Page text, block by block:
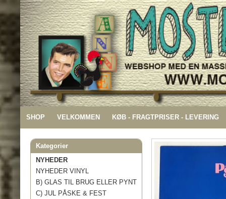
SHOP VELKOMMEN KØB - FRAGTPRISER - LEVERING
Kategorier
NYHEDER
NYHEDER VINYL
B) GLAS TIL BRUG ELLER PYNT
C) JUL PÅSKE & FEST